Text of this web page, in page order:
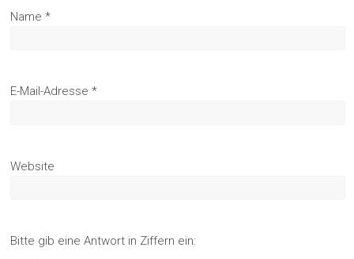
Name*
E-Mail-Adresse*
Website
Bitte gib eine Antwort in Ziffern ein: